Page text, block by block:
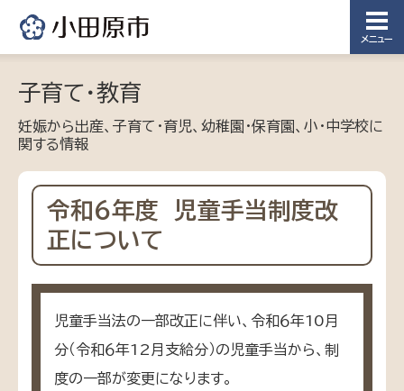
メニュー
子育て・教育
妊娠から出産、子育て・育児、幼稚園・保育園、小・中学校に
関する情報
令和６年度 児童手当制度改
正について
児童手当法の一部改正に伴い、令和６年10月
分（令和６年12月支給分）の児童手当から、制
度の一部が変更になります。